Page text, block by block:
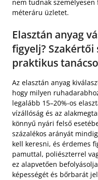
nem tudnak
méteráru üzletet.
Elasztán anyag
figyelj?
praktikus
Az elasztán anyag
hogy milyen
legalább 15–20%-os
vízállóság és az
könnyű nyári felső
százalékos arányát
kell keresni, és érdemes
pamuttal, poliészterrel
ez alapvetően
képességét és bőrbarát